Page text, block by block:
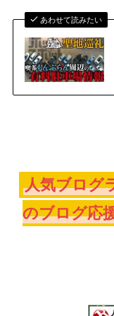
あわせて読みたい
人気ブログ
のブログ応